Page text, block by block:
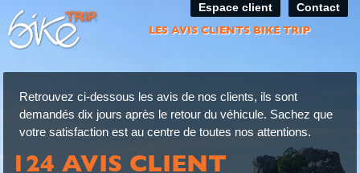
Contact
Espace client
LES AVIS CLIENTS BIKE TRIP
Retrouvez ci-dessous les avis de nos clients, ils sont
demandés dix jours après le retour du véhicule. Sachez que
votre satisfaction est au centre de toutes nos attentions.
124 AVIS CLIENT